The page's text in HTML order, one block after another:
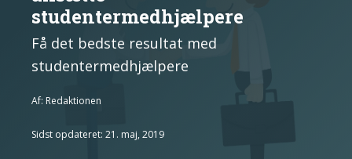
studentermedhjælpere
Få det bedste resultat med
studentermedhjælpere
Af: Redaktionen
Sidst opdateret: 21. maj, 2019